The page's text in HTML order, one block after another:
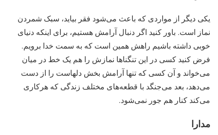
یکی دیگر از مواردی که باعث می‌شود فقر بیاید، سبک شمردن
نماز است. باور کنید اگر دنبال آرامش هستیم، برای اینکه دنیای
خوبی داشته باشیم راهش همین است که به سمت خدا برویم.
فرض کنید کسی در این تنگناها نمازش را هم یک خط در میان
می‌خواند و آن کسی که تنها آرامش بخش دلهاست را از دست
می‌دهد، بعد می‌جنگد با قطعه‌های مختلف زندگی که هرکاری
می‌کند کنار هم جور نمی‌شود.
مدارا